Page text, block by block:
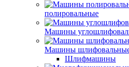
полировальные
Машины
Машины
Шлифмашины